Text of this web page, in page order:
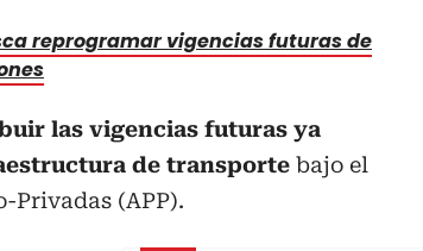
reprogramar vigencias futuras de
las vigencias futuras ya
de transporte bajo el
Privadas (APP).